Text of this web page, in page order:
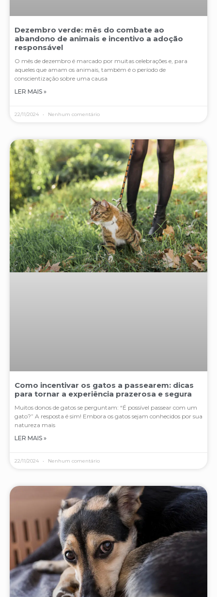
Dezembro verde: mês do combate ao
abandono de animais e incentivo a adoção
responsável
O mês de dezembro é marcado por muitas celebrações e, para
aqueles que amam os animais, também é o período de
conscientização sobre uma causa
LER MAIS »
22/11/2024 Nenhum comentário
Como incentivar os gatos a passearem: dicas
para tornar a experiência prazerosa e segura
Muitos donos de gatos se perguntam: “É possível passear com um
gato?” A resposta é sim! Embora os gatos sejam conhecidos por sua
natureza mais
LER MAIS »
22/11/2024 Nenhum comentário